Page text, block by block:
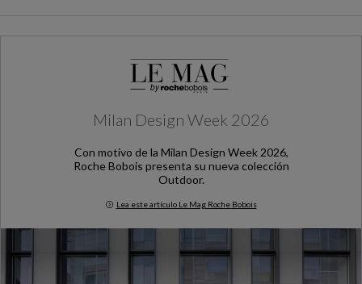
Milan Design Week 2026
Con motivo de la Milan Design Week 2026,
Roche Bobois presenta su nueva colección
Outdoor.
Lea este artículo Le Mag Roche Bobois
Milan Design Week 2026